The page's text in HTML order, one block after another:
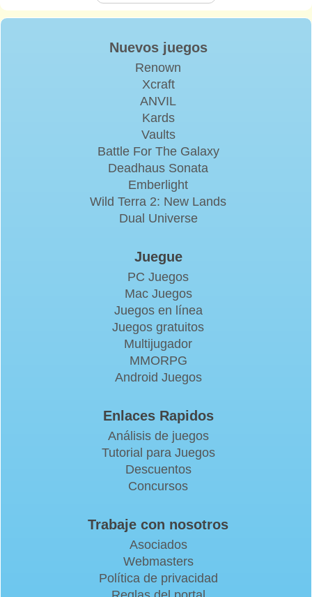
Nuevos juegos
Renown
Xcraft
ANVIL
Kards
Vaults
Battle For The Galaxy
Deadhaus Sonata
Emberlight
Wild Terra 2: New Lands
Dual Universe
Juegue
PC Juegos
Mac Juegos
Juegos en línea
Juegos gratuitos
Multijugador
MMORPG
Android Juegos
Enlaces Rapidos
Análisis de juegos
Tutorial para Juegos
Descuentos
Concursos
Trabaje con nosotros
Asociados
Webmasters
Política de privacidad